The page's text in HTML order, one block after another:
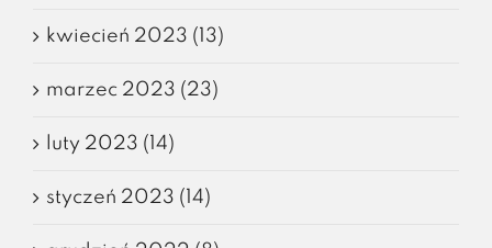
kwiecień 2023 (13)
marzec 2023 (23)
luty 2023 (14)
styczeń 2023 (14)